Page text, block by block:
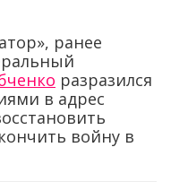
ранее
разразился
в адрес
войну в